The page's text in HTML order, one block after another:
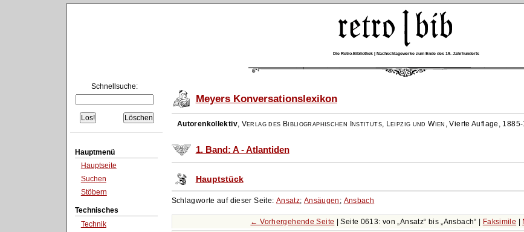
Die Retro-Bibliothek | Nachschlagewerke zum Ende des 19. Jahrhunderts
Schnellsuche:
Hauptmenü
Hauptseite
Suchen
Stöbern
Technisches
Technik
Meyers Konversationslexikon
Autorenkollektiv, Verlag des Bibliographischen Instituts, Leipzig und Wien ,Vierte Auflage, 1885-
1. Band: A - Atlantiden
Hauptstück
Schlagworte auf dieser Seite: Ansatz; Ansäugen ; Ansbach
← Vorhergehende Seite | Seite 0613: von Ansatz bis Ansbach Faksimile